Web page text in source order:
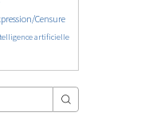
Censure
artificielle